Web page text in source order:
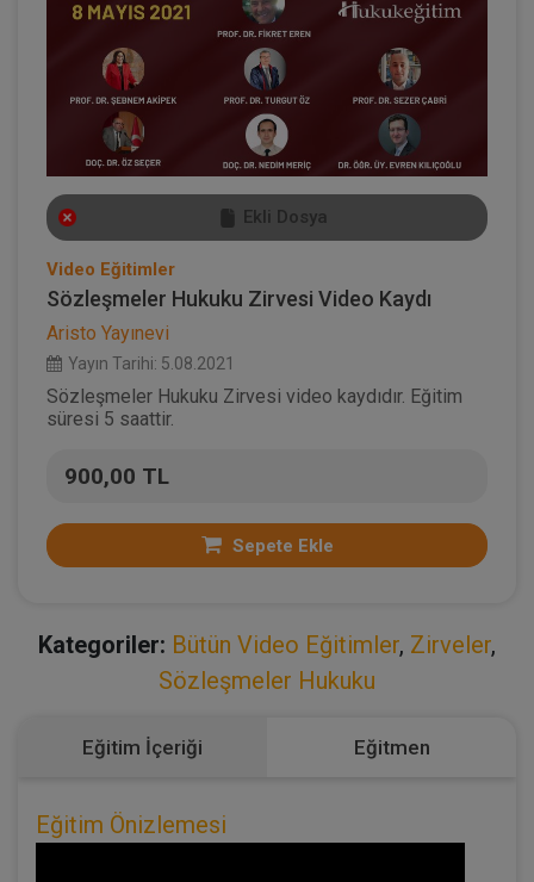
Ekli Dosya
Video Eğitimler
Sözleşmeler Hukuku Zirvesi Video Kaydı
Aristo Yayınevi
Yayın Tarihi: 5.08.2021
Sözleşmeler Hukuku Zirvesi video kaydıdır. Eğitim
süresi 5 saattir.
900,00 TL
Sepete Ekle
Kategoriler: Bütün Video Eğitimler, Zirveler,
Sözleşmeler Hukuku
Eğitim İçeriği Eğitmen
Eğitim Önizlemesi